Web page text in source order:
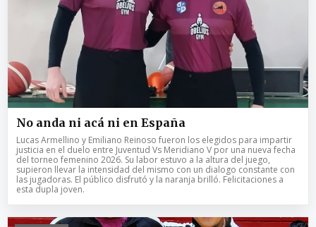
No anda ni acá ni en España
Lucas Armellino y Emiliano Reinoso fueron los elegidos para impartir
justicia en el duelo entre Juventud Vs Meridiano V por una nueva fecha
del torneo femenino 2026. Su labor estuvo a la altura del juego,
supieron llevar la intensidad del mismo con un dialogo constante con
las jugadoras. El público disfrutó y la naranja brilló. Felicitaciones a
esta dupla joven.